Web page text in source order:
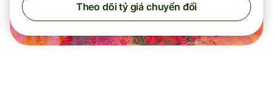
Theo dõi tỷ giá chuyển đổi